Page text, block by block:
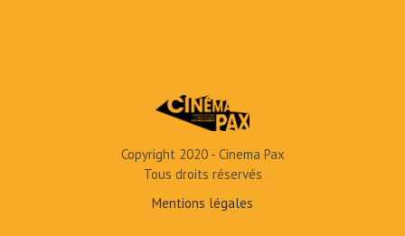
Copyright 2020 - Cinema Pax
Tous droits réservés
Mentions légales